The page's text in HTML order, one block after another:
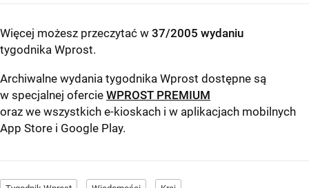
Więcej możesz przeczytać w 37/2005 wydaniu
tygodnika Wprost.
Archiwalne wydania tygodnika Wprost dostępne są
w specjalnej ofercie WPROST PREMIUM
oraz we wszystkich e-kioskach i w aplikacjach mobilnych
App Store i Google Play.